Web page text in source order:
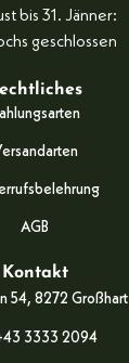
bis 31. Jänner:
geschlossen
AGB
Kontakt
54, 8272 Großhart
3333 2094